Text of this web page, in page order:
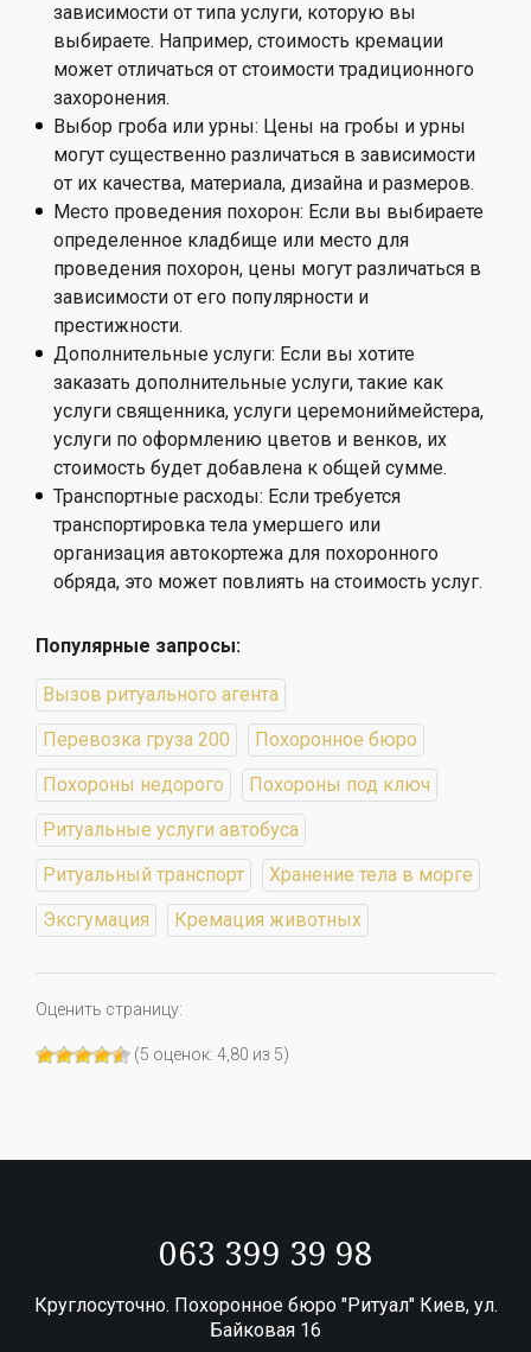
зависимости от типа услуги, которую вы
выбираете. Например, стоимость кремации
может отличаться от стоимости традиционного
захоронения.
Выбор гроба или урны: Цены на гробы и урны
могут существенно различаться в зависимости
от их качества, материала, дизайна и размеров.
Место проведения похорон: Если вы выбираете
определенное кладбище или место для
проведения похорон, цены могут различаться в
зависимости от его популярности и
престижности.
Дополнительные услуги: Если вы хотите
заказать дополнительные услуги, такие как
услуги священника, услуги церемониймейстера,
услуги по оформлению цветов и венков, их
стоимость будет добавлена к общей сумме.
Транспортные расходы: Если требуется
транспортировка тела умершего или
организация автокортежа для похоронного
обряда, это может повлиять на стоимость услуг.
Популярные запросы:
Вызов ритуального агента
Перевозка груза 200
Похоронное бюро
Похороны недорого
Похороны под ключ
Ритуальные услуги автобуса
Ритуальный транспорт
Хранение тела в морге
Эксгумация
Кремация животных
Оценить страницу:
(5 оценок: 4,80 из 5)
063 399 39 98
Круглосуточно. Похоронное бюро "Ритуал" Киев, ул.
Байковая 16